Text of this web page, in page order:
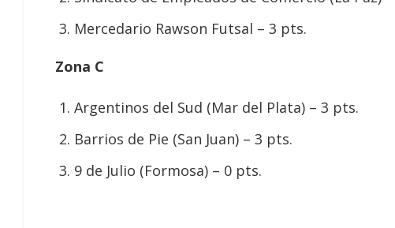
Mercedario Rawson Futsal – 3 pts.
Zona C
Argentinos del Sud (Mar del Plata) – 3 pts.
Barrios de Pie (San Juan) – 3 pts.
9 de Julio (Formosa) – 0 pts.